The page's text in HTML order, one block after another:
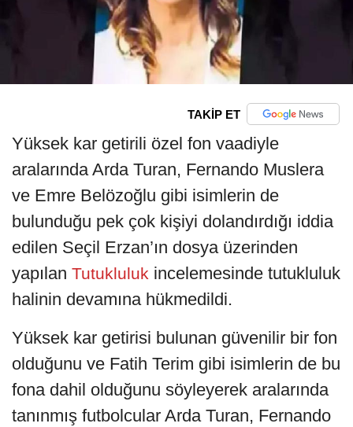
TAKİP ET
Yüksek kar getirili özel fon vaadiyle
aralarında Arda Turan, Fernando Muslera
ve Emre Belözoğlu gibi isimlerin de
bulunduğu pek çok kişiyi dolandırdığı iddia
edilen Seçil Erzan’ın dosya üzerinden
yapılan Tutukluluk incelemesinde tutukluluk
halinin devamına hükmedildi.
Yüksek kar getirisi bulunan güvenilir bir fon
olduğunu ve Fatih Terim gibi isimlerin de bu
fona dahil olduğunu söyleyerek aralarında
tanınmış futbolcular Arda Turan, Fernando